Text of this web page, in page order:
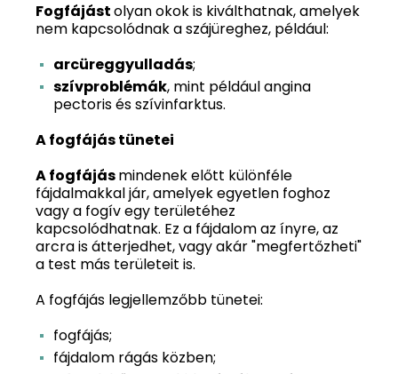
Fogfájástolyan okok is kiválthatnak, amelyek
nem kapcsolódnak a szájüreghez, például:
arcüreggyulladás;
szívproblémák, mint például angina
pectoris és szívinfarktus.
A fogfájás tünetei
A fogfájásmindenek előtt különféle
fájdalmakkal jár, amelyek egyetlen foghoz
vagy a fogív egy területéhez
kapcsolódhatnak. Ez a fájdalom az ínyre, az
arcra is átterjedhet, vagy akár "megfertőzheti"
a test más területeit is.
A fogfájás legjellemzőbb tünetei:
fogfájás;
fájdalom rágás közben;